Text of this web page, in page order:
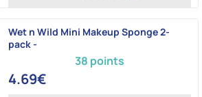
38 points
Wet n Wild Mini Makeup Sponge 2-
pack -
4.69€